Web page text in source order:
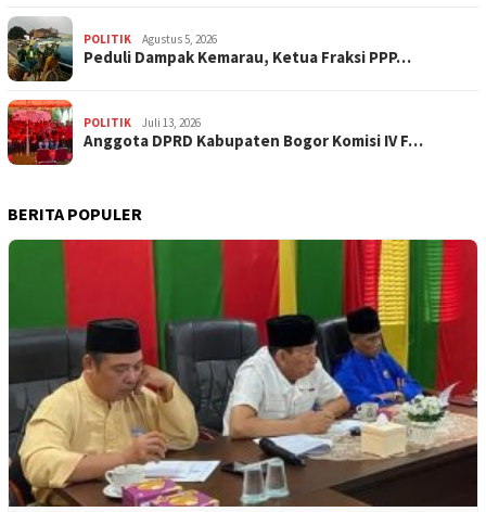
POLITIK Agustus 5, 2026
‎Peduli Dampak Kemarau, Ketua Fraksi PPP…
POLITIK Juli 13, 2026
Anggota DPRD Kabupaten Bogor Komisi IV F…
BERITA POPULER